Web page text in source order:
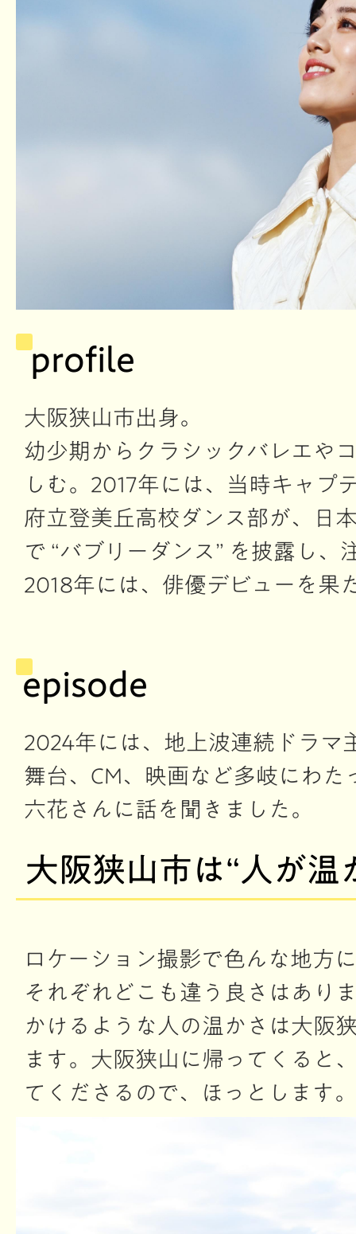
profile
大阪狭山市出身。
幼少期からクラシックバレエや
しむ。2017年には、当時キャプ
府立登美丘高校ダンス部が、日
で “バブリーダンス” を披露し、
2018年には、俳優デビューを果
episode
2024年には、地上波連続ドラマ
舞台、CM、映画など多岐にわた
六花さんに話を聞きました。
大阪狭山市は“人が温
ロケーション撮影で色んな地方
それぞれどこも違う良さはあり
かけるような人の温かさは大阪
ます。大阪狭山に帰ってくると
てくださるので、ほっとします。